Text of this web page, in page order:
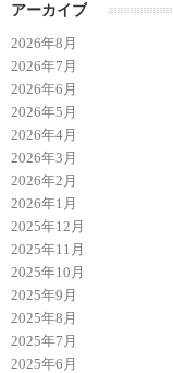
アーカイブ
2026年8月
2026年7月
2026年6月
2026年5月
2026年4月
2026年3月
2026年2月
2026年1月
2025年12月
2025年11月
2025年10月
2025年9月
2025年8月
2025年7月
2025年6月